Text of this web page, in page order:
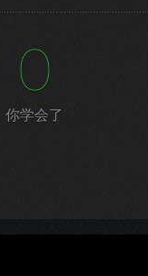
0
你学会了